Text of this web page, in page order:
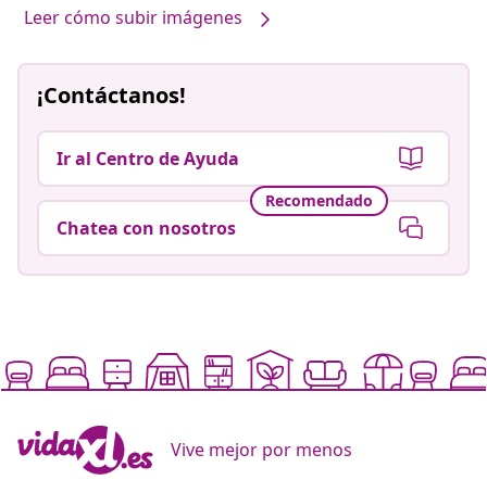
Leer cómo subir imágenes
¡Contáctanos!
Ir al Centro de Ayuda
Recomendado
Chatea con nosotros
Vive mejor por menos